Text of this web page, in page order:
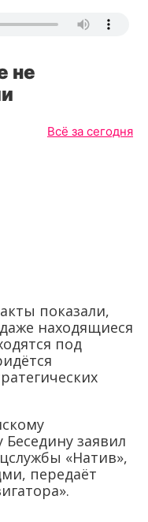
не
Всё за сегодня
показали,
находящиеся
под
Беседину заявил
«Натив»,
передаёт